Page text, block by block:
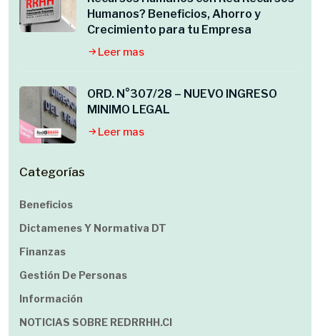
Humanos? Beneficios, Ahorro y
Crecimiento para tu Empresa
Leer mas
ORD. N°307/28 – NUEVO INGRESO
MINIMO LEGAL
Leer mas
Categorías
Beneficios
Dictamenes Y Normativa DT
Finanzas
Gestión De Personas
Información
NOTICIAS SOBRE REDRRHH.cl